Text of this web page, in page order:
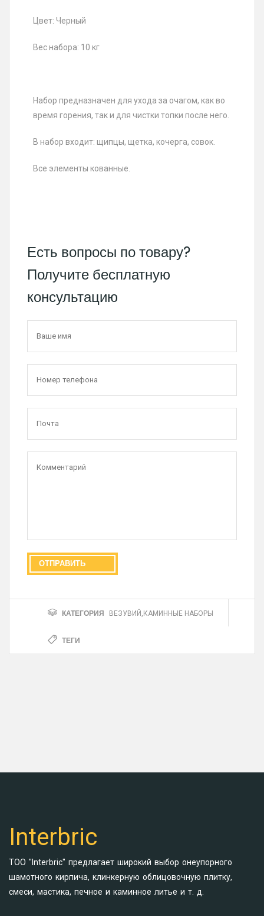
Цвет: Черный
Вес набора: 10 кг
Набор предназначен для ухода за очагом, как во
время горения, так и для чистки топки после него.
В набор входит: щипцы, щетка, кочерга, совок.
Все элементы кованные.
Есть вопросы по товару?
Получите бесплатную
консультацию
КАТЕГОРИЯ ВЕЗУВИЙ,КАМИННЫЕ НАБОРЫ
ТЕГИ
Interbric
ТОО "Interbric" предлагает широкий выбор онеупорного
шамотного кирпича, клинкерную облицовочную плитку,
смеси, мастика, печное и каминное литье и т. д.